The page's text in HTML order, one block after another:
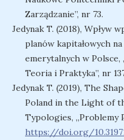
Zarządzanie”, nr 73.
Jedynak T. (2018), Wpływ
planów kapitałowych
emerytalnych w Polsce,
Teoria i Praktyka”, nr
Jedynak T. (2019), The
Poland in the Light of
Typologies, ,,Problemy
https://doi.org/